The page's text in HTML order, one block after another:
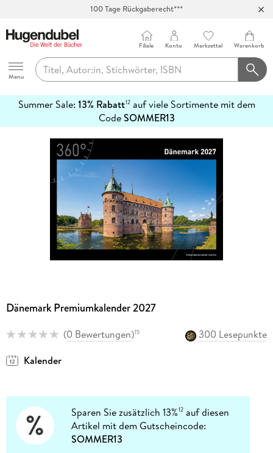
100 Tage Rückgaberecht***
Hugendubel
Menu
Filiale Konto Merkzettel Warenkorb
Summer Sale: 13% Rabatt12auf viele Sortimente mit dem
CodeSOMMER13
erfahren
Dänemark Premiumkalender 2027
(0 Bewertungen)15
300 Lesepunkte
Kalender
Sparen Sie zusätzlich 13%12 auf diesen
Artikel mit dem Gutscheincode:
SOMMER13